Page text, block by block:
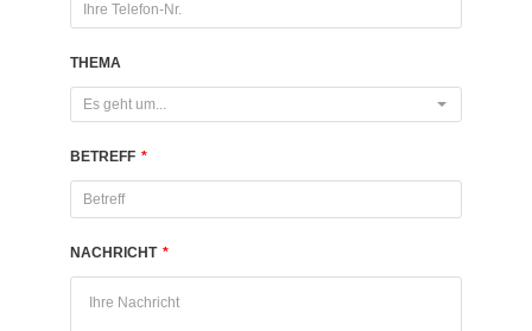
THEMA
Es geht um...
BETREFF *
NACHRICHT *